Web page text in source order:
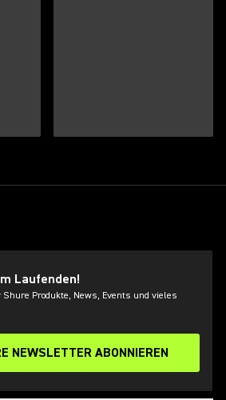
Laufenden!
Produkte, News, Events und vieles
NEWSLETTER ABONNIEREN